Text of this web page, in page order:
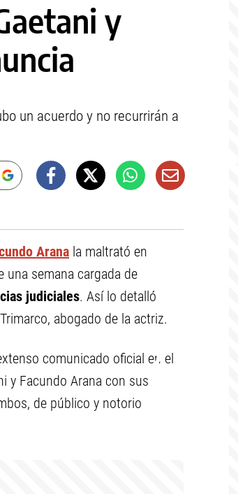
y
un acuerdo y no recurrirán a
Arana la maltrató en
una semana cargada de
judiciales. Así lo detalló
abogado de la actriz.
comunicado oficial en el
y Facundo Arana con sus
de público y notorio